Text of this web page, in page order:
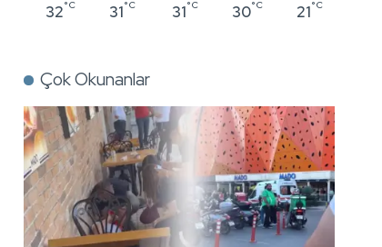
32°C 31°C 31°C 30°C 21°C
Çok Okunanlar